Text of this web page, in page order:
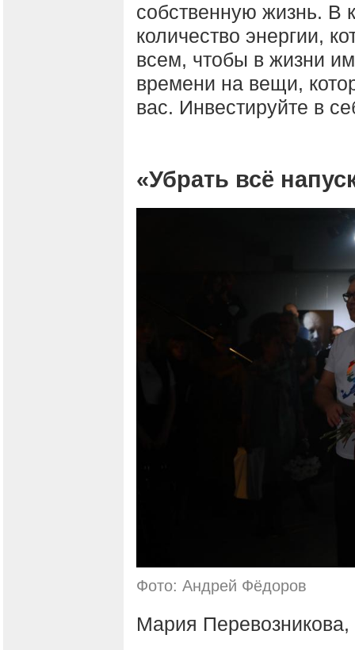
собственную жизнь. В
количество энергии,
всем, чтобы в жизни
времени на вещи,
вас. Инвестируйте в
«Убрать всё
Фото: Андрей Фёдоров
Мария